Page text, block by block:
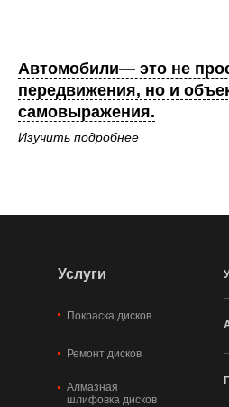
Автомобили— это не
передвижения, но и
самовыражения.
Изучить подробнее
Услуги
Покраска дисков
Ремонт дисков
Алмазная
шлифовка дисков